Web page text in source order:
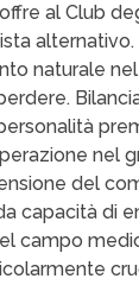
al Club
naturale
nel
del
capacità di
campo